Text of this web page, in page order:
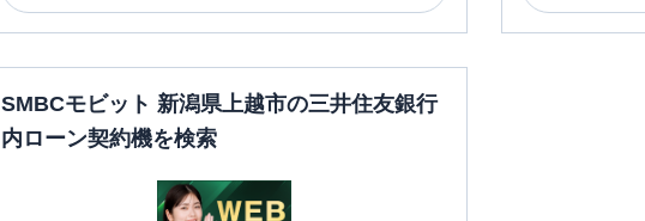
SMBCモビット 新潟県上越市の三井住友銀行
内ローン契約機を検索